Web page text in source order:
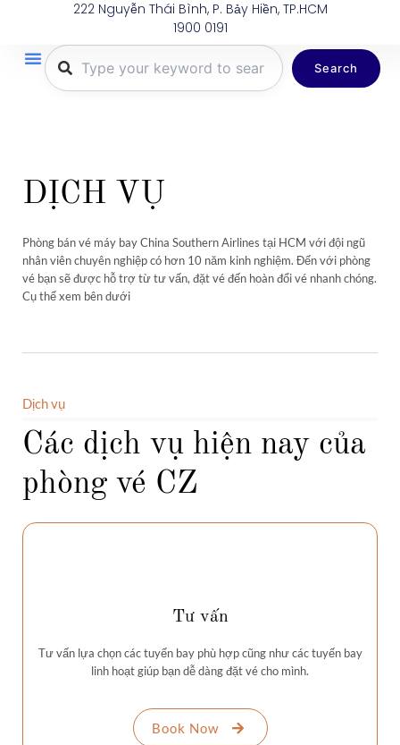
222 Nguyễn Thái Bình, P. Bảy Hiền, TP.HCM
1900 0191
Search
DỊCH VỤ
Phòng bán vé máy bay China Southern Airlines tại HCM với đội ngũ
nhân viên chuyên nghiệp có hơn 10 năm kinh nghiệm. Đến với phòng
vé bạn sẽ được hỗ trợ từ tư vấn, đặt vé đến hoàn đổi vé nhanh chóng.
Cụ thể xem bên dưới
Dịch vụ
Các dịch vụ hiện nay của
phòng vé CZ
Tư vấn
Tư vấn lựa chọn các tuyến bay phù hợp cũng như các tuyến bay
linh hoạt giúp bạn dễ dàng đặt vé cho mình.
Book Now